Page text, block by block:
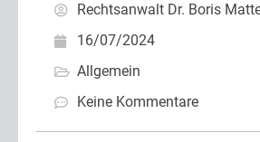
Rechtsanwalt Dr. Boris
16/07/2024
Allgemein
Keine Kommentare